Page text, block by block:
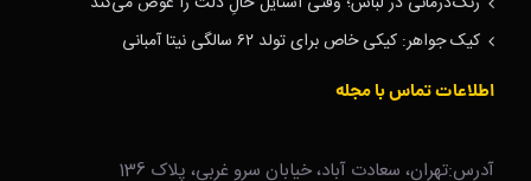
کیک جواهر: کیکی خاص برای تولد ۶۲ سالگی نیتا آمبانی
اطلاعات تماس با مجله
آدرس:تهران، سعادت آباد، خیابان سرو غربی، پلاک 136